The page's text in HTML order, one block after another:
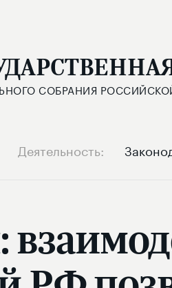
СОБРАНИЯ
Деятельность